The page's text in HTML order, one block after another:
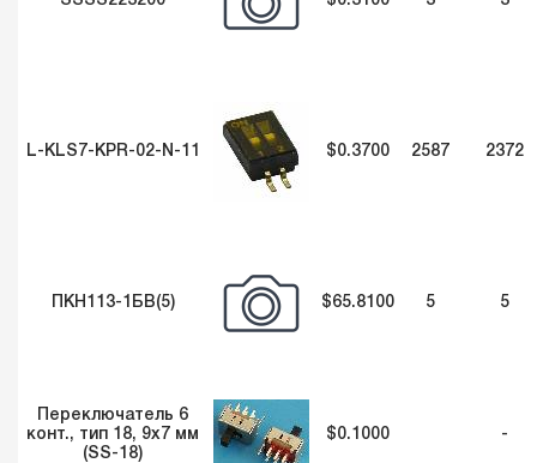
L-KLS7-KPR-02-N-11 $0.3700 2587 2372
ПКН113-1БВ(5) $65.8100 5 5
Переключатель 6
конт., тип 18, 9х7 мм
(SS-18)
$0.1000 -